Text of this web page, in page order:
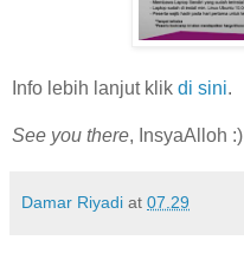
Info lebih lanjut klik di sini.
See you there, InsyaAlloh :)
Damar Riyadi at 07.29